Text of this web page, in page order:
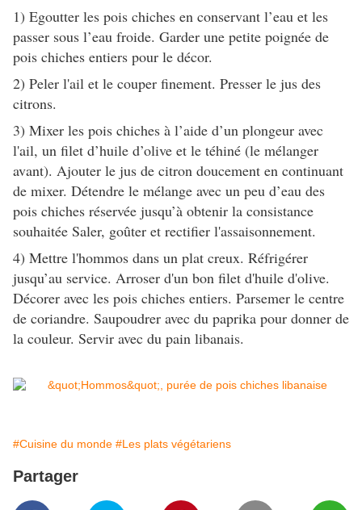
1) Egoutter les pois chiches en conservant l’eau et les
passer sous l’eau froide. Garder une petite poignée de
pois chiches entiers pour le décor.
2) Peler l'ail et le couper finement. Presser le jus des
citrons.
3) Mixer les pois chiches à l’aide d’un plongeur avec
l'ail, un filet d’huile d’olive et le téhiné (le mélanger
avant). Ajouter le jus de citron doucement en continuant
de mixer. Détendre le mélange avec un peu d’eau des
pois chiches réservée jusqu’à obtenir la consistance
souhaitée Saler, goûter et rectifier l'assaisonnement.
4) Mettre l'hommos dans un plat creux. Réfrigérer
jusqu’au service. Arroser d'un bon filet d'huile d'olive.
Décorer avec les pois chiches entiers. Parsemer le centre
de coriandre. Saupoudrer avec du paprika pour donner de
la couleur. Servir avec du pain libanais.
#Cuisine du monde #Les plats végétariens
Partager